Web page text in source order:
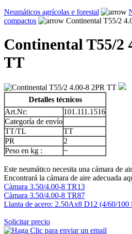
Neumáticos agrícolas e forestal
compactos
Continental T55/2
Continental T55/2
TT
Detalles técnicos
Art.Nr:
101.111.1516
Categoría de envío
TT/TL
TT
PR
2
Peso en kg :
~
Este neumático necesita una cámara de
Encontrará la cámara de aire adecuada
Càmara 3.50/4.00-8 TR13
Càmara 3.50/4.00-8 TR87
Llanta de acero: 2.50Ax8 D12 (4/60/100
Solicitar precio